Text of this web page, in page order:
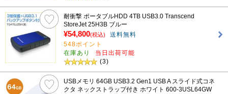
耐衝撃 ポータブルHDD 4TB USB3.0 Transcend
StoreJet 25H3B ブルー
¥54,800(税込)
送料無料
548ポイント
在庫あり
当日出荷可能
(3)
USBメモリ 64GB USB3.2 Gen1 USB A スライド式コネ
クタ ネックストラップ付き ホワイト 600-3USL64GW